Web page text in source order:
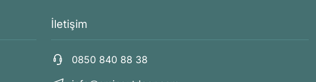
İletişim
0850 840 88 38